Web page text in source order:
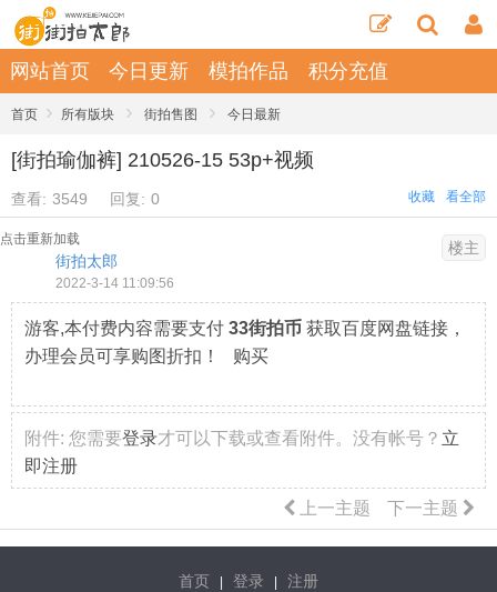
网站首页 今日更新 模拍作品 积分充值
首页 › 所有版块 › 街拍售图 › 今日最新
[街拍瑜伽裤] 210526-15 53p+视频
查看: 3549 回复: 0 看全部
收藏
点击重新加载
街拍太郎
2022-3-14 11:09:56
楼主
游客,本付费内容需要支付 33街拍币 获取百度网盘链接，
办理会员可享购图折扣！ 购买
附件: 您需要登录才可以下载或查看附件。没有帐号？ 立
即注册
下一主题
上一主题
首页 登录 注册